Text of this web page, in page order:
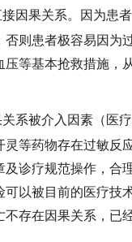
因果关系。因为患
则患者极容易因为
等基本抢救措施，
系被介入因素（医
等药物存在过敏反
诊疗规范操作，合
以被目前的医疗技
存在因果关系，已